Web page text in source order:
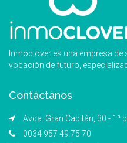
Inmoclover es una empresa
vocación de futuro,
Contáctanos
Avda. Gran Capitán, 30 - 1ª
0034 957 49 75 70